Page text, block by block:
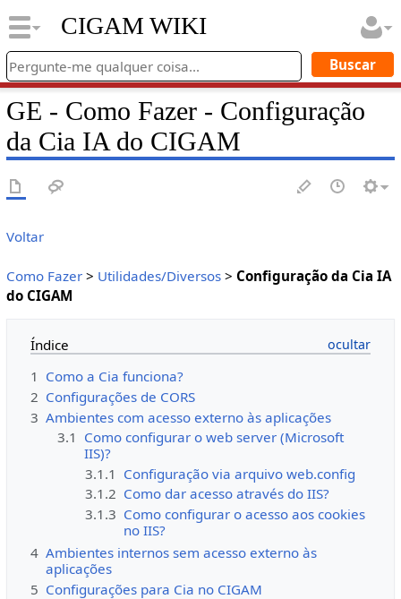
CIGAM WIKI
GE - Como Fazer - Configuração
da Cia IA do CIGAM
Voltar
Como Fazer> Utilidades/Diversos> Configuração da Cia IA
do CIGAM
Índice
1 Como a Cia funciona?
2 Configurações de CORS
3 Ambientes com acesso externo às aplicações
3.1 Como configurar o web server (Microsoft
IIS)?
3.1.1 Configuração via arquivo web.config
3.1.2 Como dar acesso através do IIS?
3.1.3 Como configurar o acesso aos cookies
no IIS?
4 Ambientes internos sem acesso externo às
aplicações
5 Configurações para Cia no CIGAM